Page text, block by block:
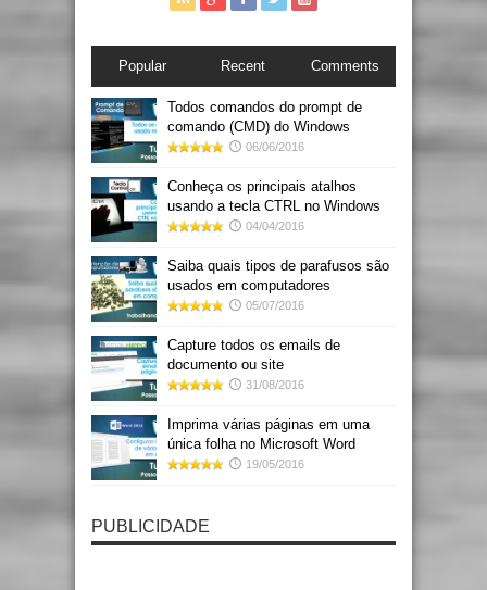
Popular Recent Comments
Todos comandos do prompt de
comando (CMD) do Windows
06/06/2016
Conheça os principais atalhos
usando a tecla CTRL no Windows
04/04/2016
Saiba quais tipos de parafusos são
usados em computadores
05/07/2016
Capture todos os emails de
documento ou site
31/08/2016
Imprima várias páginas em uma
única folha no Microsoft Word
19/05/2016
PUBLICIDADE